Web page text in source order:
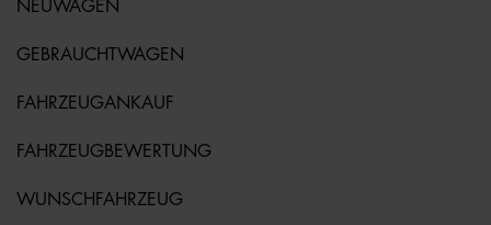
NEUWAGEN
GEBRAUCHTWAGEN
FAHRZEUGANKAUF
FAHRZEUGBEWERTUNG
WUNSCHFAHRZEUG